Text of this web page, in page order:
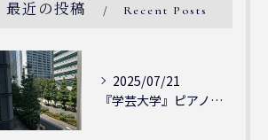
最近の投稿 Recent Posts
2025/07/21
『学芸大学』ピアノを弾ける喜び - シェリー・アーツ音楽教室...